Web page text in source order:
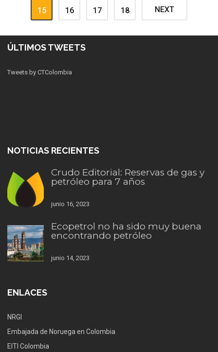
15 16 17 18 NEXT
ÚLTIMOS TWEETS
Tweets by CTColombia
NOTICIAS RECIENTES
Crudo Editorial: Reservas de gas y
petróleo para 7 años
junio 16, 2023
Ecopetrol no ha sido muy buena
encontrando petróleo
junio 14, 2023
ENLACES
NRGI
Embajada de Noruega en Colombia
EITI Colombia